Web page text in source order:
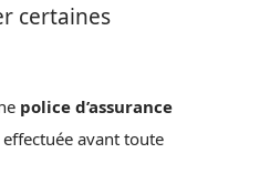
certaines
police d’assurance
avant toute